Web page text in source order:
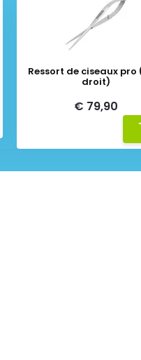
Ressort de ciseaux pro
droit)
€ 79,90